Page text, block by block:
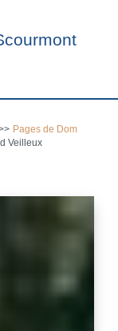
Pages de Dom
Veilleux